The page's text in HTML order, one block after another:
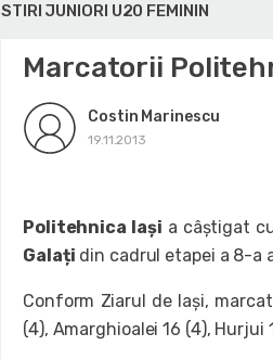
STIRI JUNIORI U20 FEMININ
Marcatorii
Costin Marinescu
19.11.2013
Politehnica Iași a câștigat
Galați din cadrul etapei a 8-a
Conform Ziarul de Iași,
(4), Amarghioalei 16 (4), Hurjui